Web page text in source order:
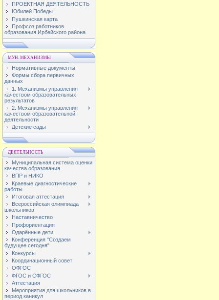
ПРОЕКТНАЯ ДЕЯТЕЛЬНОСТЬ
Юбилей Победы
Пушкинская карта
Профсоз работников
образования Ирбейского района
МУН. МЕХАНИЗМЫ
Нормативные документы
Формы сбора первичных
данных
1. Механизмы управления
качеством образовательных
результатов
2. Механизмы управления
качеством образовательной
деятельности
Детские сады
ДЕЯТЕЛЬНОСТЬ
Муниципальная система оценки
качества образования
ВПР и НИКО
Краевые диагностические
работы
Итоговая аттестация
Всероссийская олимпиада
школьников
Наставничество
Профориентация
Одарённые дети
Конференция "Создаем
будущее сегодня"
Конкурсы
Координационный совет
ОФГОС
ФГОС и СФГОС
Аттестация
Мероприятия для школьников в
период каникул